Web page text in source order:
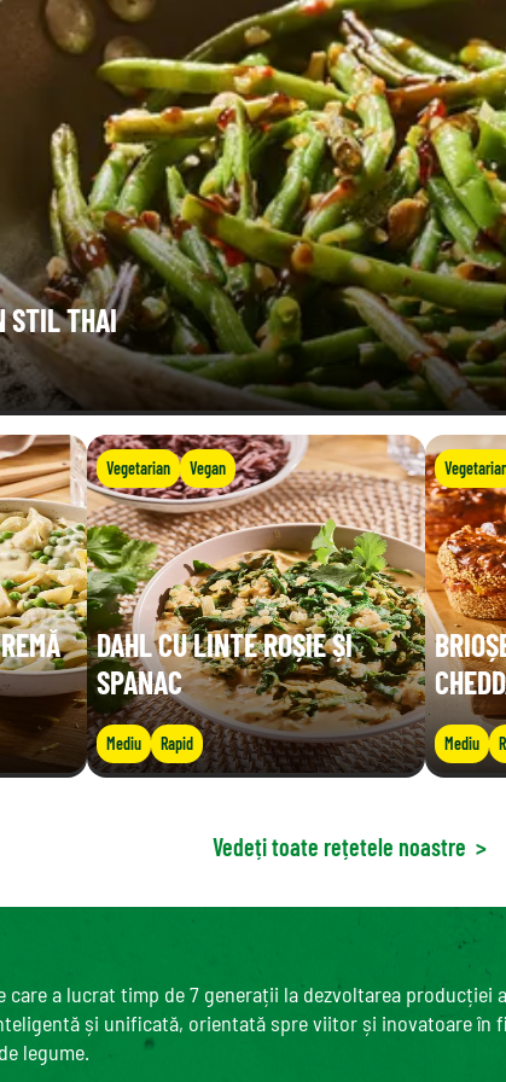
STIL THAI
Vegetarian Vegan
DAHL CU LINTE ROȘIE ȘI
SPANAC
Mediu Rapid Mediu
Vedeți toate rețetele noastre >
care a lucrat timp de 7 generații la dezvoltarea producției
și unificată, orientată spre viitor și inovatoare în
legume.